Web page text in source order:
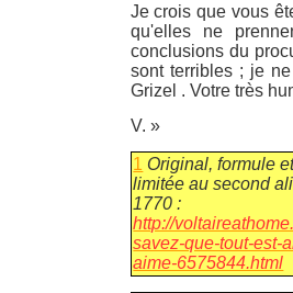
Je crois que vous
qu'elles ne
conclusions du
sont terribles ; je
Grizel . Votre très
V. »
1 Original, formule
limitée au second
1770 :
http://
savez-que-tout-est-
aime-6575844.html